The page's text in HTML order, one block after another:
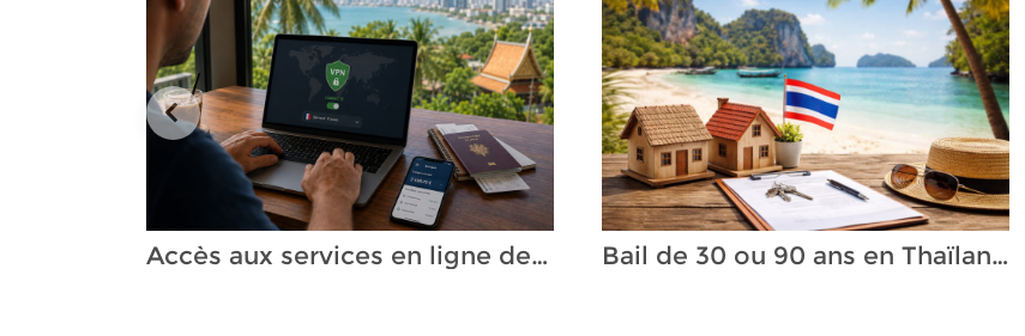
Accès aux services en ligne depuis la Thaïlande : ce que les Français doivent savoir Bail de 30 ou 90 ans en Thaïlande : ce que la loi permet